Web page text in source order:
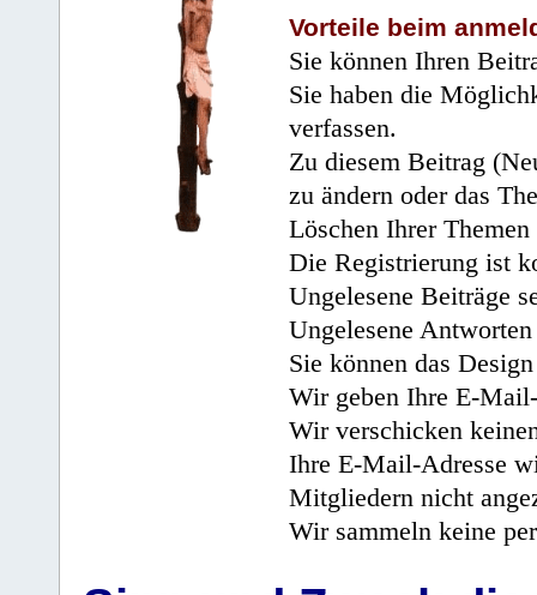
Vorteile beim
Sie können Ihren
Sie haben die
verfassen.
Zu diesem Beitrag
zu ändern oder das
Löschen Ihrer
Die Registrierung ist
Ungelesene Beiträge
Ungelesene
Sie können das
Wir geben Ihre E-
Wir verschicken
Ihre E-Mail-Adresse
Mitgliedern nicht
Wir sammeln keine